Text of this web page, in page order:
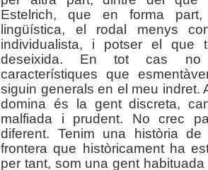
Estelrich, que en forma
lingüística, el rodal menys
individualista, i potser el que
deseixida. En tot cas
característiques que
siguin generals en el meu indret.
domina és la gent discreta,
malfiada i prudent. No crec
diferent. Tenim una història
frontera que històricament ha
per tant, som una gent